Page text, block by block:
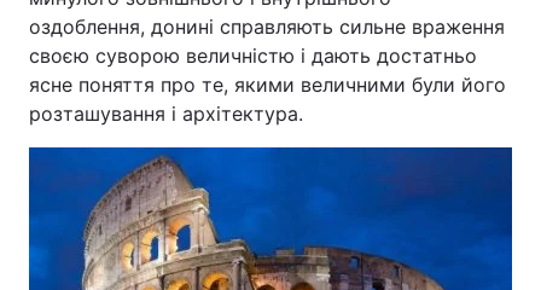
оздоблення, донині справляють сильне враження
своєю суворою величністю і дають достатньо
ясне поняття про те, якими величними були його
розташування і архітектура.